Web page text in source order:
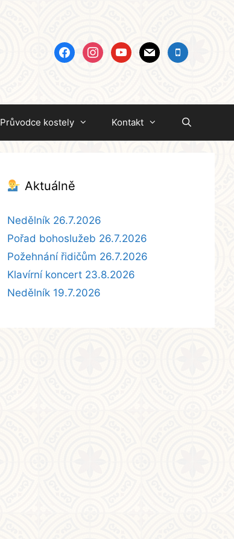
facebookinstagramyoutubemail mobile
Průvodce kostely Kontakt
Aktuálně
Nedělník 26.7.2026
Pořad bohoslužeb 26.7.2026
Požehnání řidičům 26.7.2026
Klavírní koncert 23.8.2026
Nedělník 19.7.2026